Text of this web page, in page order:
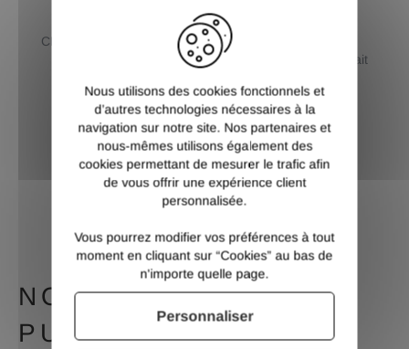
CB / Paypal / 3 et 4 X sans
Livraison standard ou
premium au choix et retrait
SERVICE CLIENT
Contactez nous du lundi au
14h à 17h
NOTRE MEILLEURE
PUBLICITÉ, C'EST
Nous utilisons des cookies fonctionnels et
d’autres technologies nécessaires à la
navigation sur notre site. Nos partenaires et
nous-mêmes utilisons également des
cookies permettant de mesurer le trafic afin
de vous offrir une expérience client
personnalisée.
Vous pourrez modifier vos préférences à tout
moment en cliquant sur “Cookies” au bas de
n'importe quelle page.
Personnaliser